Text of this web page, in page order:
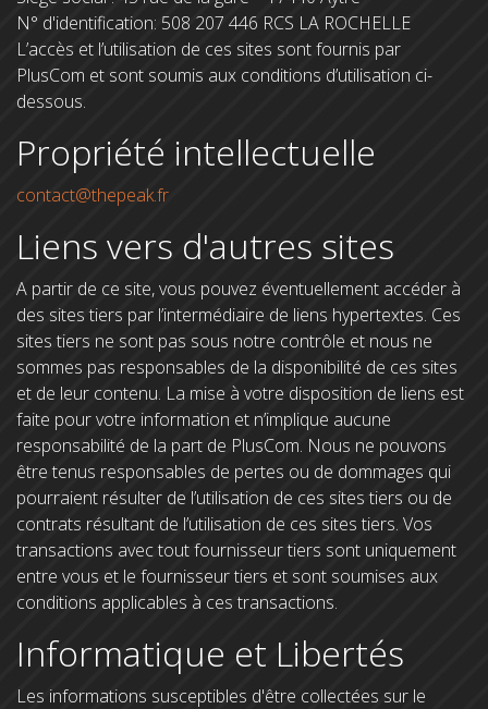
N° d'identification: 508 207 446 RCS LA ROCHELLE
L’accès et l’utilisation de ces sites sont fournis par
PlusCom et sont soumis aux conditions d’utilisation ci-
dessous.
Propriété intellectuelle
contact@thepeak.fr
Liens vers d'autres sites
A partir de ce site, vous pouvez éventuellement accéder à
des sites tiers par l’intermédiaire de liens hypertextes. Ces
sites tiers ne sont pas sous notre contrôle et nous ne
sommes pas responsables de la disponibilité de ces sites
et de leur contenu. La mise à votre disposition de liens est
faite pour votre information et n’implique aucune
responsabilité de la part de PlusCom. Nous ne pouvons
être tenus responsables de pertes ou de dommages qui
pourraient résulter de l’utilisation de ces sites tiers ou de
contrats résultant de l’utilisation de ces sites tiers. Vos
transactions avec tout fournisseur tiers sont uniquement
entre vous et le fournisseur tiers et sont soumises aux
conditions applicables à ces transactions.
Informatique et Libertés
Les informations susceptibles d'être collectées sur le